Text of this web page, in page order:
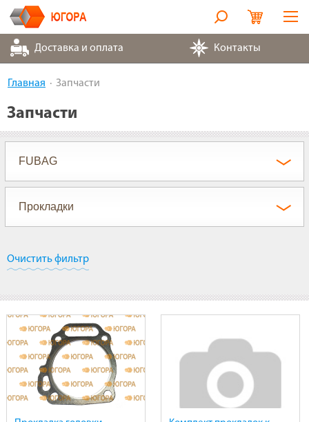
Оборудование
Контакты
О компании
Доставка и оплата Контакты
Главная Запчасти
Запчасти
Очистить фильтр